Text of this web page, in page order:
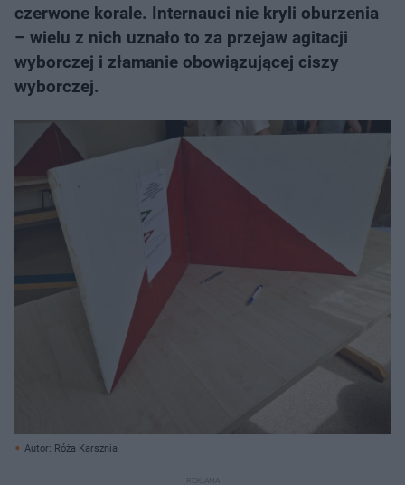
czerwone korale. Internauci nie kryli oburzenia
– wielu z nich uznało to za przejaw agitacji
wyborczej i złamanie obowiązującej ciszy
wyborczej.
Autor: Róża Karsznia